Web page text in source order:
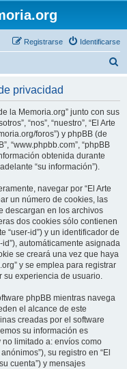
Identificarse
Registrarse
privacidad
la Memoria.org” junto con sus
“nos”, “nuestro”, “El Arte
foros”) y phpBB (de
“www.phpbb.com”, “phpBB
obtenida durante
“su información”).
navegar por “El Arte
un número de cookies, las
descargan en los archivos
dos cookies sólo contienen
“user-id”) y un identificador de
automáticamente asignada
se creará una vez que haya
y se emplea para registrar
su experiencia de usuario.
phpBB mientras navega
el alcance de este
creadas por el software
su información es
limitado a: envíos como
su registro en “El
cuenta”) y mensajes